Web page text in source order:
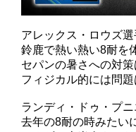
アレックス・ロウズ選
鈴鹿で熱い熱い8耐を
セパンの暑さへの対策
フィジカル的には問題
ランディ・ドゥ・プ
去年の8耐の時みたい